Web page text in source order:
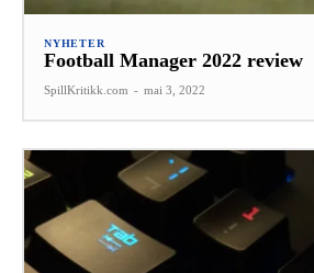
NYHETER
Football Manager 2022 review
SpillKritikk.com - mai 3, 2022